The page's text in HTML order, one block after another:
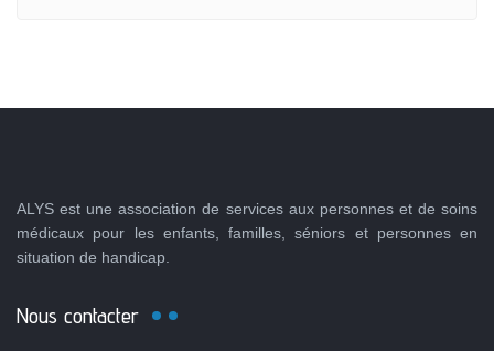
ALYS est une association de services aux personnes et de soins
médicaux pour les enfants, familles, séniors et personnes en
situation de handicap.
Nous contacter